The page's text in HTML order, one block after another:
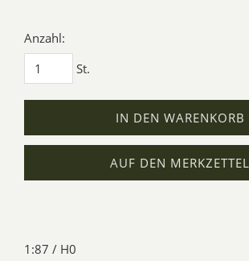
Anzahl:
St.
IN DEN WARENKORB
AUF DEN MERKZETTEL
1:87 / H0